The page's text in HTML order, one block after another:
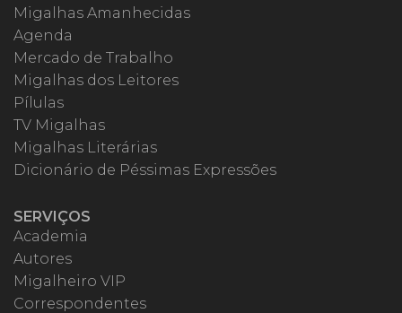
Migalhas Amanhecidas
Agenda
Mercado de Trabalho
Migalhas dos Leitores
Pílulas
TV Migalhas
Migalhas Literárias
Dicionário de Péssimas Expressões
SERVIÇOS
Academia
Autores
Migalheiro VIP
Correspondentes